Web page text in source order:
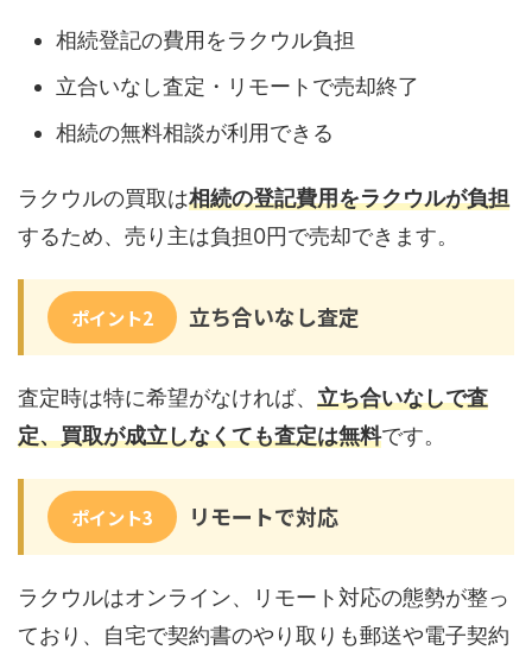
相続登記の費用をラクウル負担
立合いなし査定・リモートで売却終了
相続の無料相談が利用できる
ラクウルの買取は相続の登記費用をラクウルが負担
するため、売り主は負担0円で売却できます。
ポイント2 立ち合いなし査定
査定時は特に希望がなければ、 立ち合いなしで査
定、買取が成立しなくても査定は無料です。
ポイント3 リモートで対応
ラクウルはオンライン、リモート対応の態勢が整っ
ており、自宅で契約書のやり取りも郵送や電子契約